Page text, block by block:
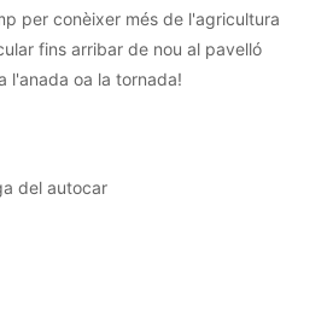
per conèixer més de l'agricultura
fins arribar de nou al pavelló
l'anada oa la tornada!
del autocar